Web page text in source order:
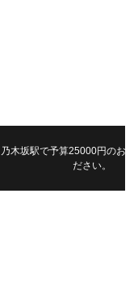
乃木坂駅で予算25000円のお
ださい。